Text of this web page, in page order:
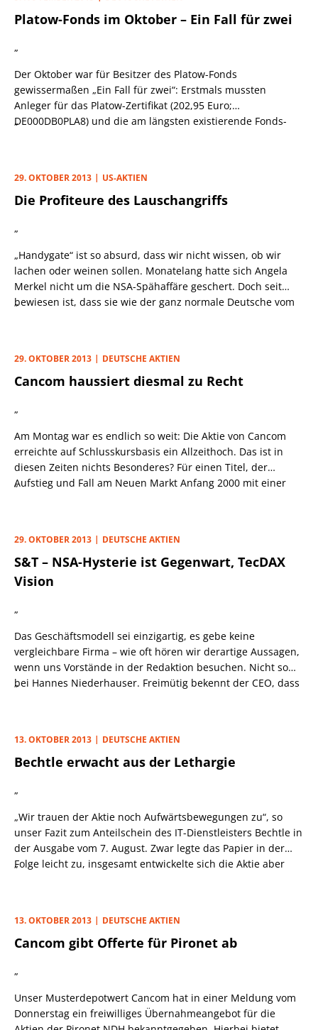
beziehen. Wer nicht an der Kapitalerhöhung teilnehmen
bis zum 2. Dezember über die Frankfurter Börse veräußern.
Platow-Fonds im Oktober – Ein Fall für zwei
„
Der Oktober war für Besitzer des Platow-Fonds
gewissermaßen „Ein Fall für zwei“: Erstmals mussten
Anleger für das Platow-Zertifikat (202,95 Euro;
DE000DB0PLA8) und die am längsten existierende Fonds-
2006 dabei ist, hat sein Kapital möglicherweise schon
verdoppelt. Das ist keine Selbstverständlichkeit, legte der
zu.
„
29. OKTOBER 2013 US-AKTIEN
Die Profiteure des Lauschangriffs
„
„Handygate“ ist so absurd, dass wir nicht wissen, ob wir
lachen oder weinen sollen. Monatelang hatte sich Angela
Merkel nicht um die NSA-Spähaffäre geschert. Doch seit
bewiesen ist, dass sie wie der ganz normale Deutsche vom
„
29. OKTOBER 2013 DEUTSCHE AKTIEN
Cancom haussiert diesmal zu Recht
„
Am Montag war es endlich so weit: Die Aktie von Cancom
erreichte auf Schlusskursbasis ein Allzeithoch. Das ist in
diesen Zeiten nichts Besonderes? Für einen Titel, der
Aufstieg und Fall am Neuen Markt Anfang 2000 mit einer
Neunmonatszahlen folgte, knackte der Wert
zudem die 100%-Marke bei der Rendite seit Jahresbeginn.
„
29. OKTOBER 2013 DEUTSCHE AKTIEN
S&T – NSA-Hysterie ist Gegenwart, TecDAX
Vision
„
Das Geschäftsmodell sei einzigartig, es gebe keine
vergleichbare Firma – wie oft hören wir derartige Aussagen,
wenn uns Vorstände in der Redaktion besuchen. Nicht so
bei Hannes Niederhauser. Freimütig bekennt der CEO, dass
und mobiler Kommunikation, machen wegen der
Hysterie“ willkommene Extrageschäfte und gehen den
So werkelt Niederhauser vorzugsweise an
Flugzeugtriebwerk trotz Vernetzung vor Hackerangriffen
geschützt werden können.
„
13. OKTOBER 2013 DEUTSCHE AKTIEN
Bechtle erwacht aus der Lethargie
„
„Wir trauen der Aktie noch Aufwärtsbewegungen zu“, so
unser Fazit zum Anteilschein des IT-Dienstleisters Bechtle in
der Ausgabe vom 7. August. Zwar legte das Papier in der
Folge leicht zu, insgesamt entwickelte sich die Aktie aber
Neckars­ulmer ihre Gesamtjahresprognose bekräftigten. CEO
Thomas Olemotz setzt dabei auf mehr Wachstumsimpulse,
pushen sollen.
„
13. OKTOBER 2013 DEUTSCHE AKTIEN
Cancom gibt Offerte für Pironet ab
„
Unser Musterdepotwert Cancom hat in einer Meldung vom
Donnerstag ein freiwilliges Übernahmeangebot für die